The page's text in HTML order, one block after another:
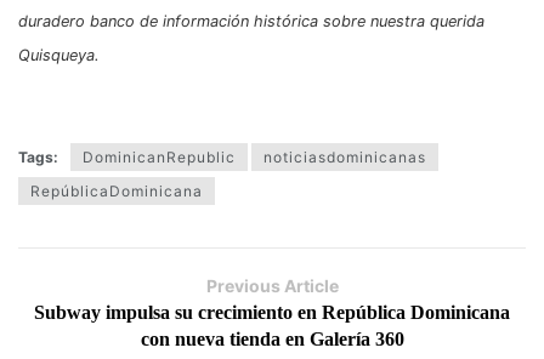
duradero banco de información histórica sobre nuestra querida
Quisqueya.
Tags: DominicanRepublic
noticiasdominicanas
RepúblicaDominicana
Previous Article
Subway impulsa su crecimiento en República Dominicana
con nueva tienda en Galería 360